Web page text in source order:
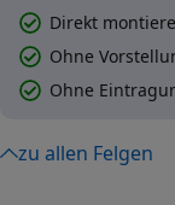
Direkt
Ohne
Ohne
zu allen Felgen